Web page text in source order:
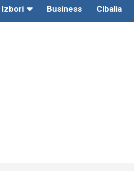
Izbori Business Cibalia